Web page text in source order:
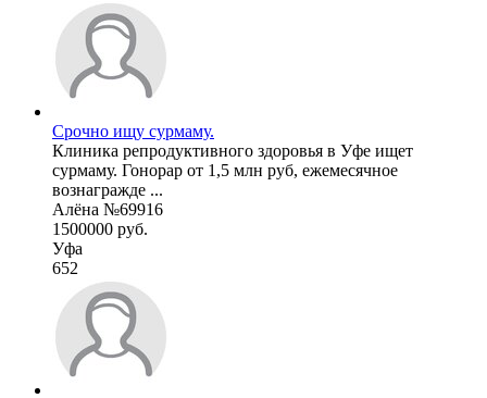
Срочно ищу сурмаму.
Клиника репродуктивного здоровья в Уфе ищет
сурмаму. Гонорар от 1,5 млн руб, ежемесячное
вознагражде ...
Алёна №69916
1500000 руб.
Уфа
652